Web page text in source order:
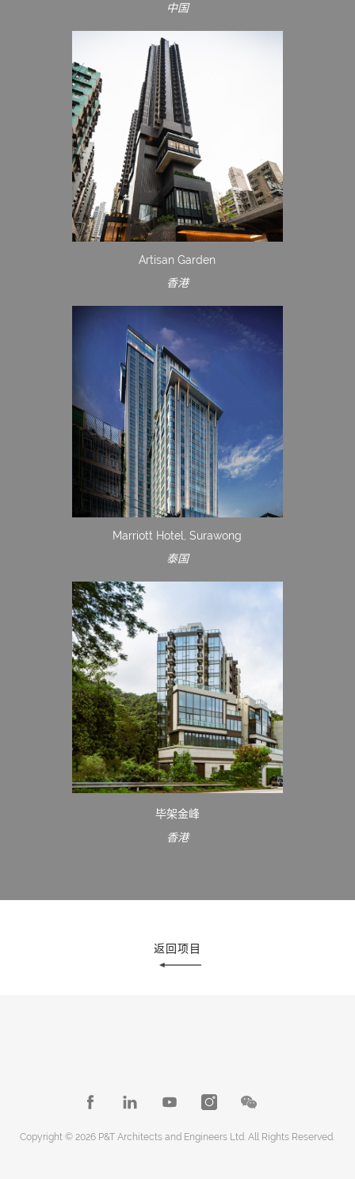
中国
Artisan Garden
香港
Marriott Hotel, Surawong
泰国
毕架金峰
香港
返回项目
Copyright © 2026 P&T Architects and Engineers Ltd. All Rights Reserved.